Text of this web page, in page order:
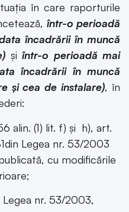
în care raporturile
într-o perioadă
încadrării în muncă
șiîntr-o perioadă mai
încadrării în muncă
și cea de instalare), în
alin. (1) lit. f) şi h), art.
Legea nr. 53/2003
cu modificările
Legea nr. 53/2003,